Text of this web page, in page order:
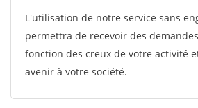
L'utilisation de notre service sans
permettra de recevoir des
fonction des creux de votre activité
avenir à votre société.